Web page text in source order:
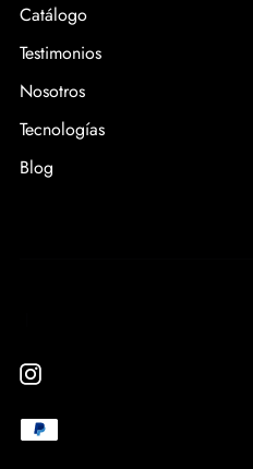
Catálogo
Testimonios
Nosotros
Tecnologías
Blog
Medios